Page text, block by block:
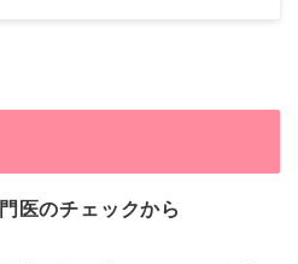
医のチェックから